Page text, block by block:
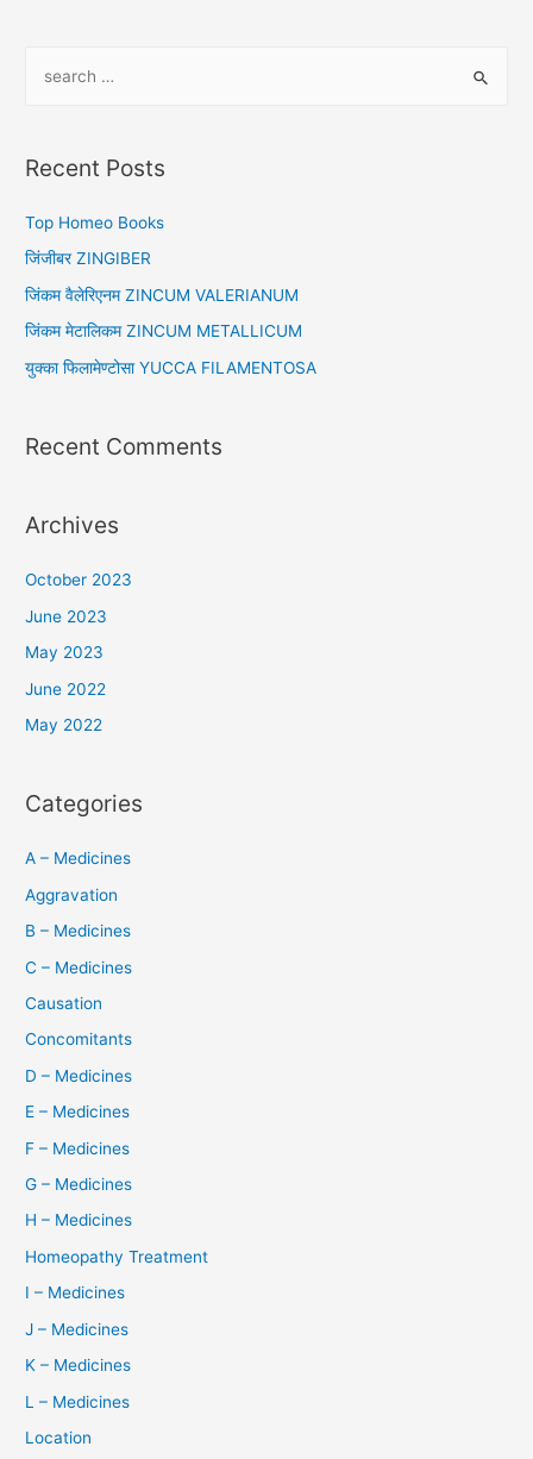
r
h
f
o
r
Recent Posts
Top Homeo Books
जिंजीबर ZINGIBER
जिंकम वैलेरिएनम ZINCUM VALERIANUM
जिंकम मेटालिकम ZINCUM METALLICUM
युक्का फिलामेण्टोसा YUCCA FILAMENTOSA
Recent Comments
Archives
October 2023
June 2023
May 2023
June 2022
May 2022
Categories
A – Medicines
Aggravation
B – Medicines
C – Medicines
Causation
Concomitants
D – Medicines
E – Medicines
F – Medicines
G – Medicines
H – Medicines
Homeopathy Treatment
I – Medicines
J – Medicines
K – Medicines
L – Medicines
Location